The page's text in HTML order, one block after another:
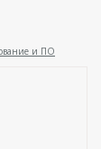
и ПО